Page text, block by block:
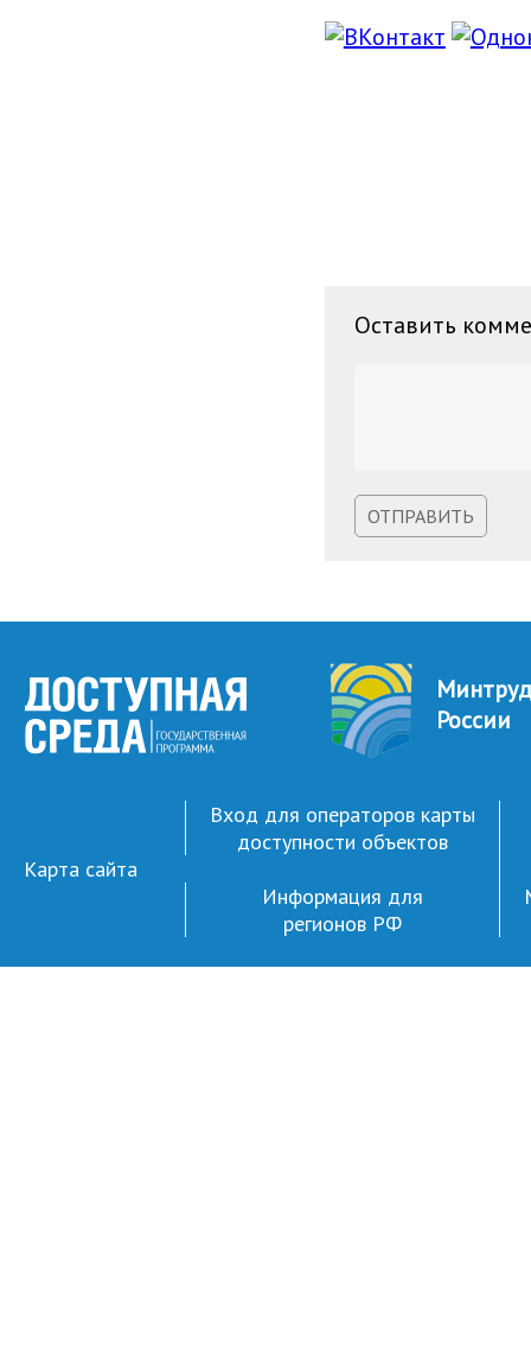
Оставить
ОТПРАВИТЬ
Минтруд
России
Карта сайта
Вход для операторов карты
доступности объектов
Информация для
регионов РФ